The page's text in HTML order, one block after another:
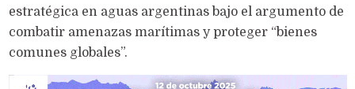
estratégica en aguas argentinas bajo el argumento de
combatir amenazas marítimas y proteger “bienes
comunes globales”.